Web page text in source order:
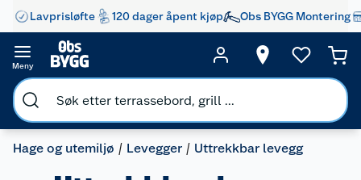
Lavprisløfte 120 dager åpent kjøp Obs BYGG Montering
Meny
Hage og utemiljø Levegger Uttrekkbar levegg